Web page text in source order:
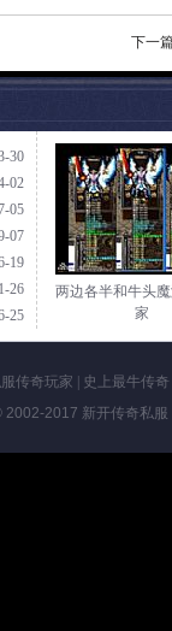
下一
30
02
05
07
19
26
25
两边各半和牛头
家
传奇玩家 史上最牛传奇
2002-2017 新开传奇私服